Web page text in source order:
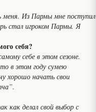
меня. Из Пармы мне поступил
стал игроком Пармы. Я
себя?
себе в этом сезоне.
в этом году сумею
хорошо начать свои
как делал свой выбор с